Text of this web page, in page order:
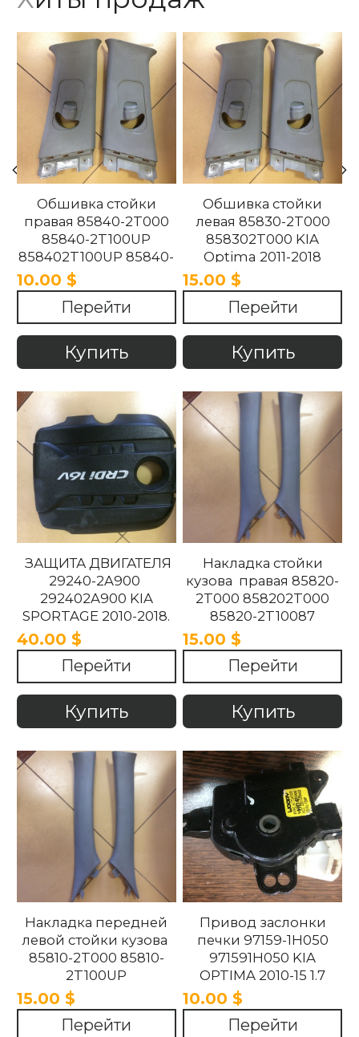
Обшивка стойки
правая 85840-2T000
85840-2T100UP
858402T100UP 85840-
2T100UP KIA Optima
2011-2018
10.00 $
Перейти
Купить
Обшивка стойки
левая 85830-2T000
858302T000 KIA
Optima 2011-2018
15.00 $
Перейти
Купить
ЗАЩИТА ДВИГАТЕЛЯ
29240-2A900
292402A900 KIA
SPORTAGE 2010-2018.
40.00 $
Перейти
Купить
Накладка стойки
кузова правая 85820-
2T000 858202T000
85820-2T10087
858202T10087 85820-
2T100UP
858202T100UP Kia
Optima 2010 -2015
15.00 $
Перейти
Купить
Накладка передней
левой стойки кузова
85810-2T000 85810-
2T100UP
858102T100UP
858102T000 Kia
Optima 2010 -2015.
15.00 $
Перейти
Привод заслонки
печки 97159-1H050
971591H050 KIA
OPTIMA 2010-15 1.7
10.00 $
Перейти